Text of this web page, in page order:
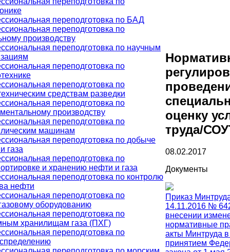
переподготовка по БАД
переподготовка по
производству
переподготовка по научным
переподготовка по
переподготовка по
средствам разведки
переподготовка по
производству
переподготовка по
машинам
переподготовка по добыче
газа
переподготовка по
и хранению нефти и газа
переподготовка по контролю
нефти
переподготовка по
оборудованию
переподготовка по
хранилищам газа (ПХГ)
переподготовка по
оценку
труда/
08.02.2017
Документы
Приказ
14.11.2016 №
внесении
нормативные
акты Минтруда в
принятием